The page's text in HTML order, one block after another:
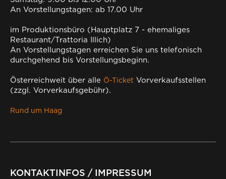
An Vorstellungstagen: ab 17.00 Uhr
im Produktionsbüro (Hauptplatz 7 - ehemaliges
Restaurant/Trattoria Illich)
An Vorstellungstagen erreichen Sie uns telefonisch
durchgehend bis Vorstellungsbeginn.
Österreichweit über alle Ö-Ticket Vorverkaufsstellen
(zzgl. Vorverkaufsgebühr).
Rund um Haag
KONTAKTINFOS / IMPRESSUM